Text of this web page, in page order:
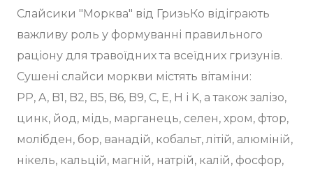
Слайсики "Морква" від ГризьКо відіграють
важливу роль у формуванні правильного
раціону для травоїдних та всеїдних гризунів.
Сушені слайси моркви містять вітаміни:
PP, A, B1, B2, B5, B6, B9, C, E, H і K, а також залізо,
цинк, йод, мідь, марганець, селен, хром, фтор,
молібден, бор, ванадій, кобальт, літій, алюміній,
нікель, кальцій, магній, натрій, калій, фосфор,